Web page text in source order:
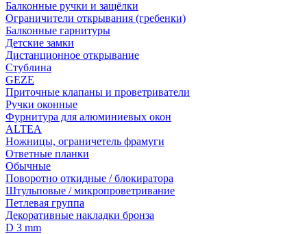
Балконные ручки и защёлки
Ограничители открывания (гребенки)
Балконные гарнитуры
Детские замки
Дистанционное открывание
Стублина
GEZE
Приточные клапаны и проветриватели
Ручки оконные
Фурнитура для алюминиевых окон
ALTEA
Ножницы, ограничетель фрамуги
Ответные планки
Обычные
Поворотно откидные / блокиратора
Штульповые / микропроветривание
Петлевая группа
Декоративные накладки бронза
D 3 mm